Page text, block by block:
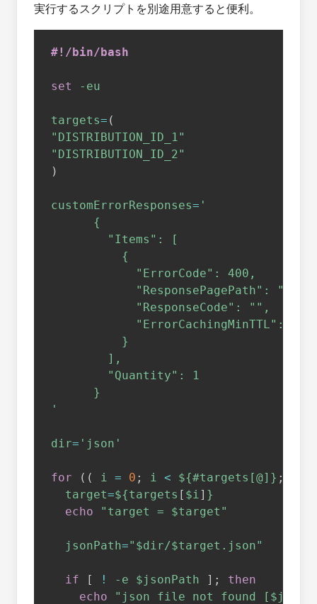
実行するスクリプトを別途用意すると便利。
#!/bin/bash
set -eu
targets= (
"DISTRIBUTION_ID_1"
"DISTRIBUTION_ID_2"
)
customErrorResponses= '
      {
        "Items": [
          {
            "ErrorCode": 400,
            "ResponsePagePath": "",
            "ResponseCode": "",
            "ErrorCachingMinTTL": 1
          }
        ],
        "Quantity": 1
      }
'
dir= 'json'
for (( i = 0 ; i < ${#targets[@]} ;
target=${targets [ $i ] }
echo
"target = $target "
jsonPath=" $dir/$target .json"
if [ ! -e $jsonPath ] ;
then
echo
"json file not found [